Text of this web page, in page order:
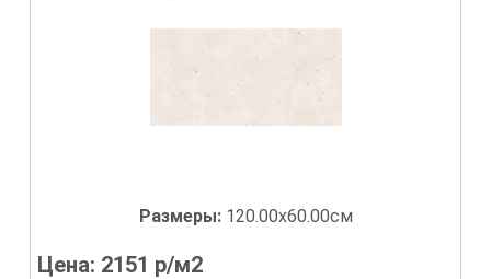
Размеры: 120.00x60.00см
Цена: 2151 р/м2